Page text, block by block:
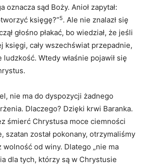
oznacza sąd Boży. Anioł zapytał:
księgę?”5. Ale nie znalazł się
głośno płakać, bo wiedział, że jeśli
księgi, cały wszechświat przepadnie,
Wtedy właśnie pojawił się
nie ma do dyspozycji żadnego
Dlaczego? Dzięki krwi Baranka.
śmierć Chrystusa moce ciemności
szatan został pokonany, otrzymaliśmy
od winy. Dlatego „nie ma
dla tych, którzy są w Chrystusie